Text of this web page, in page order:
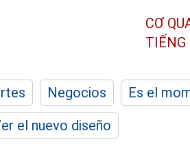
CƠ
TIẾNG
Negocios Es el
el nuevo diseño